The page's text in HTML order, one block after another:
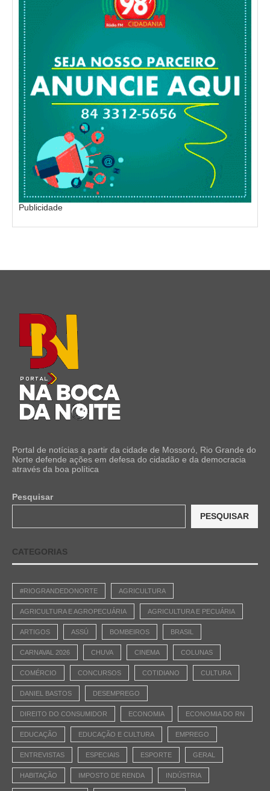
Publicidade
Portal de notícias a partir da cidade de Mossoró, Rio Grande do
Norte defende ações em defesa do cidadão e da democracia
através da boa política
Pesquisar
PESQUISAR
CATEGORIAS
#RIOGRANDEDONORTE AGRICULTURA
AGRICULTURA E AGROPECUÁRIA AGRICULTURA E PECUÁRIA
ARTIGOS ASSÚ BOMBEIROS BRASIL
CARNAVAL 2026 CHUVA CINEMA COLUNAS
COMÉRCIO CONCURSOS COTIDIANO CULTURA
DANIEL BASTOS DESEMPREGO
DIREITO DO CONSUMIDOR ECONOMIA ECONOMIA DO RN
EDUCAÇÃO EDUCAÇÃO E CULTURA EMPREGO
ENTREVISTAS ESPECIAIS ESPORTE GERAL
HABITAÇÃO IMPOSTO DE RENDA INDÚSTRIA